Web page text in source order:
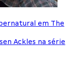
em The
Ackles na série